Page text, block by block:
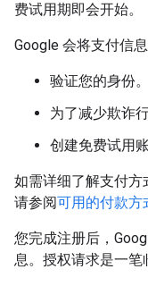
费试用期即会开始。
Google 会将支付信
验证您的身份。
为了减少欺诈行
创建免费试用账
如需详细了解支付方
请参阅可用的付款方
您完成注册后，
息。授权请求是一笔